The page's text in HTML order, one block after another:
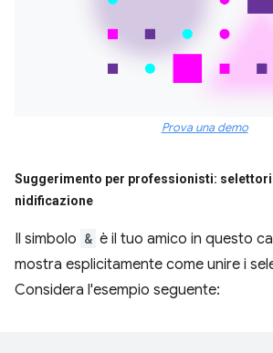
Prova una demo
Suggerimento per professionisti:
nidificazione
Il simbolo & è il tuo amico in questo
mostra esplicitamente come unire i
Considera l'esempio seguente: